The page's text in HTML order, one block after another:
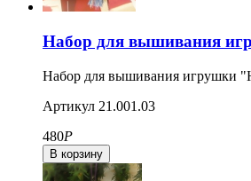
Набор для вышивания
Набор для вышивания игрушки
Артикул 21.001.03
480Р